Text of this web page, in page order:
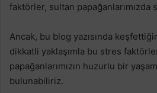
faktörler, sultan papağanlarımızda
Ancak, bu blog yazısında
dikkatli yaklaşımla bu stres
papağanlarımızın huzurlu bir
bulunabiliriz.